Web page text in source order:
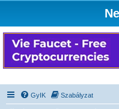
GyIK Szabályzat